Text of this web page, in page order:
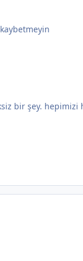
bir şey. hepimizi